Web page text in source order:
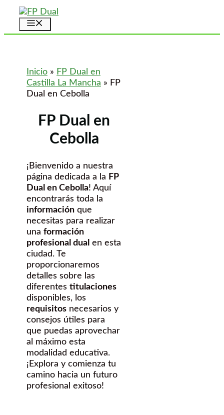
Saltar
contenido
Inicio » FP Dual en
Castilla La Mancha » FP
Dual en Cebolla
FP Dual en
Cebolla
¡Bienvenido a nuestra
página dedicada a la FP
Dual en Cebolla! Aquí
encontrarás toda la
información que
necesitas para realizar
una formación
profesional dual en esta
ciudad. Te
proporcionaremos
detalles sobre las
diferentes titulaciones
disponibles, los
requisitos necesarios y
consejos útiles para
que puedas aprovechar
al máximo esta
modalidad educativa.
¡Explora y comienza tu
camino hacia un futuro
profesional exitoso!